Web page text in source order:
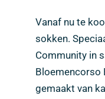
Vanaf nu te
sokken.
Community in
Bloemencorso
gemaakt van